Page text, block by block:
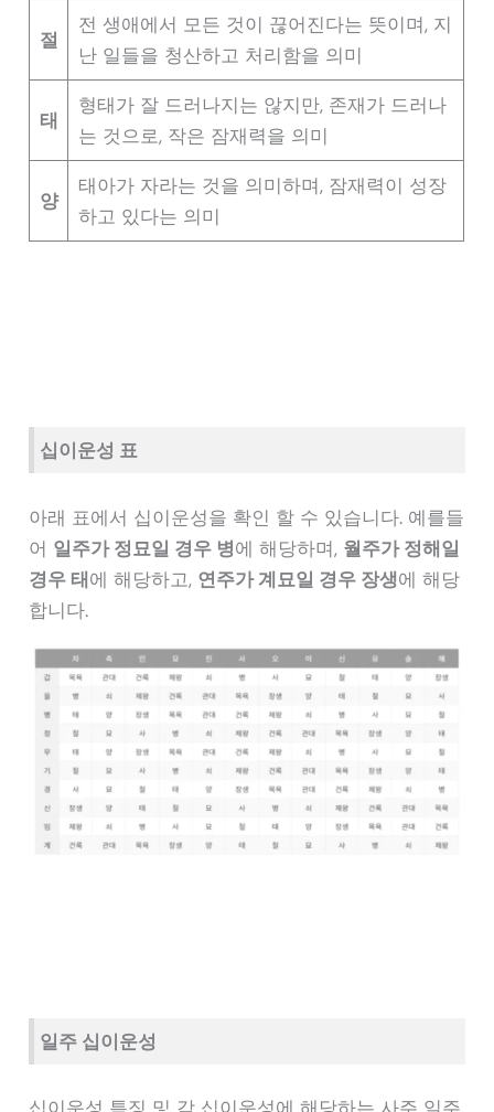
절
전 생애에서 모든 것이 끊어진다는 뜻이며, 지
난 일들을 청산하고 처리함을 의미
태
형태가 잘 드러나지는 않지만, 존재가 드러나
는 것으로, 작은 잠재력을 의미
양
태아가 자라는 것을 의미하며, 잠재력이 성장
하고 있다는 의미
십이운성 표
아래 표에서 십이운성을 확인 할 수 있습니다. 예를들
어 일주가 정묘일 경우 병에 해당하며, 월주가 정해일
경우 태에 해당하고, 연주가 계묘일 경우 장생에 해당
합니다.
일주 십이운성